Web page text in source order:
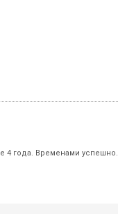
4 года. Временами успешно.